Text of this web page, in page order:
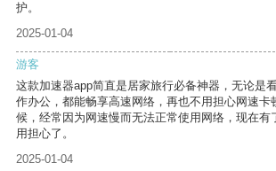
护。
2025-01-04
游客
这款加速器app简直是居家旅行必备神器，无论是
作办公，都能畅享高速网络，再也不用担心网速卡
候，经常因为网速慢而无法正常使用网络，现在有
用担心了。
2025-01-04